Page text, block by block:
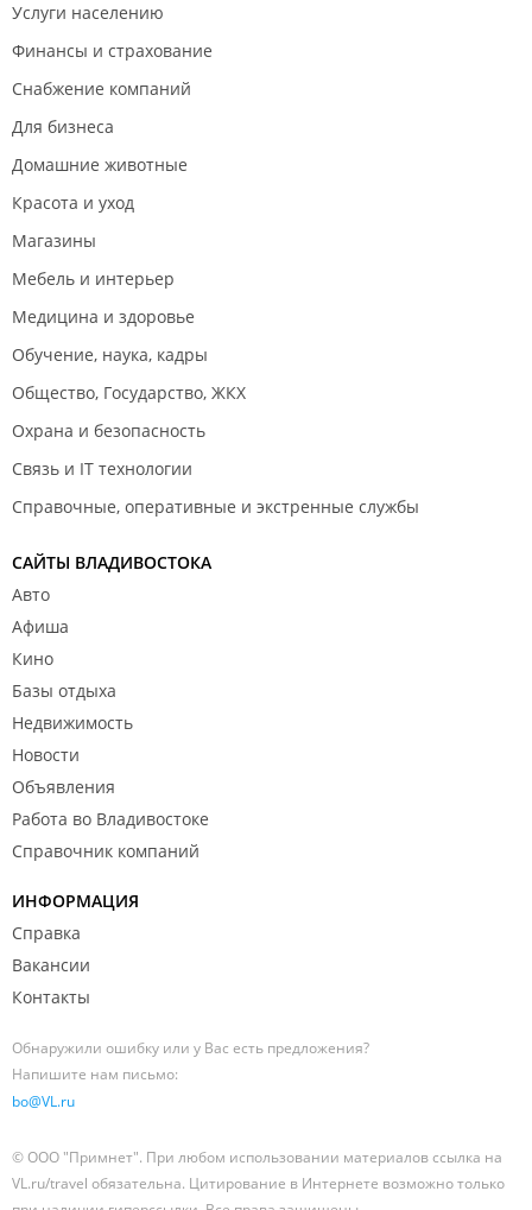
Услуги населению
Финансы и страхование
Снабжение компаний
Для бизнеса
Домашние животные
Красота и уход
Магазины
Мебель и интерьер
Медицина и здоровье
Обучение, наука, кадры
Общество, Государство, ЖКХ
Охрана и безопасность
Связь и IT технологии
Справочные, оперативные и экстренные службы
САЙТЫ ВЛАДИВОСТОКА
Авто
Афиша
Кино
Базы отдыха
Недвижимость
Новости
Объявления
Работа во Владивостоке
Справочник компаний
ИНФОРМАЦИЯ
Справка
Вакансии
Контакты
Обнаружили ошибку или у Вас есть предложения?
Напишите нам письмо:
bo@VL.ru
© ООО "Примнет". При любом использовании материалов ссылка на
VL.ru/travel обязательна. Цитирование в Интернете возможно только